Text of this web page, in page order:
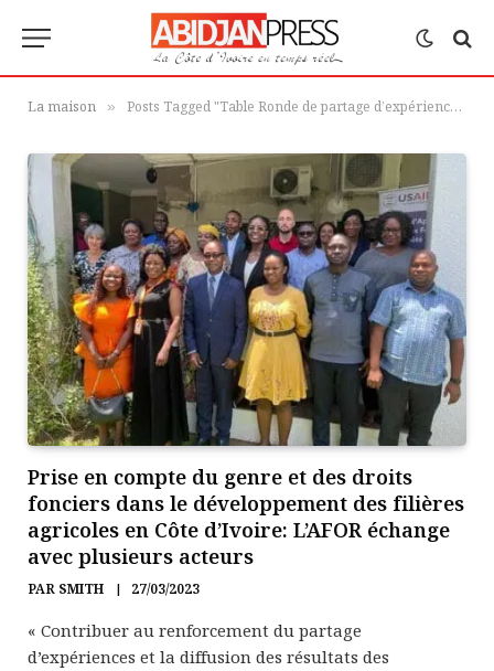
La maison » Posts Tagged "Table Ronde de partage d’expériences et d’échanges sur les stratégies de prise en compte du genre et des droits fonciers dans le développement des filières agricoles en Côte d’Ivoire."
Prise en compte du genre et des droits
fonciers dans le développement des filières
agricoles en Côte d’Ivoire: L’AFOR échange
avec plusieurs acteurs
PAR SMITH 27/03/2023
« Contribuer au renforcement du partage
d’expériences et la diffusion des résultats des